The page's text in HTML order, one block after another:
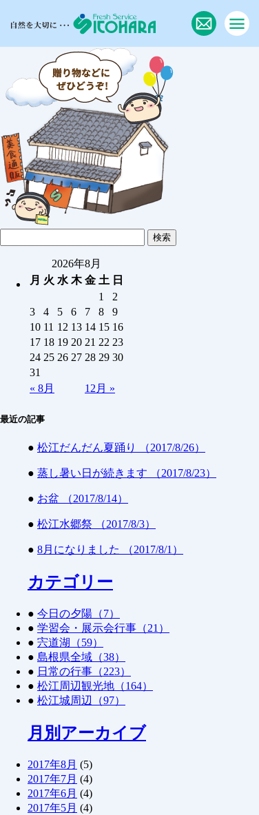
2026年8月
月 火 水 木 金 土 日
« 8月 12月 »
1
2
3
4 5 6 7 8
9
10 11 12 13 14 15 16
17 18 19 20 21 22 23
24 25 26 27 28 29 30
31
最近の記事
● 松江だんだん夏踊り （2017/8/26）
● 蒸し暑い日が続きます （2017/8/23）
● お盆 （2017/8/14）
● 松江水郷祭 （2017/8/3）
● 8月になりました （2017/8/1）
カテゴリー
● 今日の夕陽（7）
● 学習会・展示会行事（21）
● 宍道湖（59）
● 島根県全域（38）
● 日常の行事（223）
● 松江周辺観光地（164）
● 松江城周辺（97）
月別アーカイブ
2017年8月 (5)
2017年7月 (4)
2017年6月 (4)
2017年5月 (4)